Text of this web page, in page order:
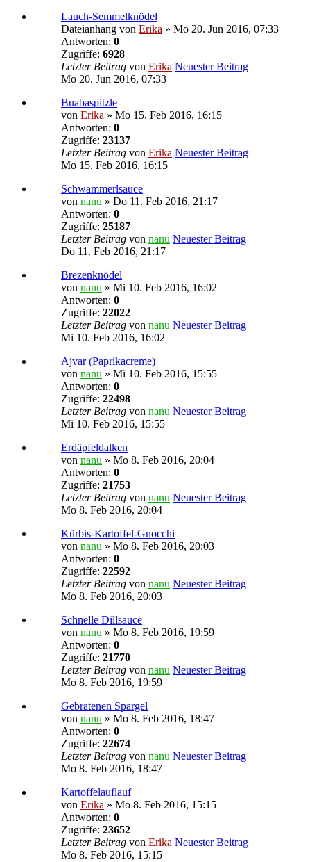
Lauch-Semmelknödel
Dateianhang von Erika » Mo 20. Jun 2016, 07:33
Antworten: 0
Zugriffe: 6928
Letzter Beitrag von Erika Neuester Beitrag
Mo 20. Jun 2016, 07:33
Buabaspitzle
von Erika » Mo 15. Feb 2016, 16:15
Antworten: 0
Zugriffe: 23137
Letzter Beitrag von Erika Neuester Beitrag
Mo 15. Feb 2016, 16:15
Schwammerlsauce
von nanu » Do 11. Feb 2016, 21:17
Antworten: 0
Zugriffe: 25187
Letzter Beitrag von nanu Neuester Beitrag
Do 11. Feb 2016, 21:17
Brezenknödel
von nanu » Mi 10. Feb 2016, 16:02
Antworten: 0
Zugriffe: 22022
Letzter Beitrag von nanu Neuester Beitrag
Mi 10. Feb 2016, 16:02
Ajvar (Paprikacreme)
von nanu » Mi 10. Feb 2016, 15:55
Antworten: 0
Zugriffe: 22498
Letzter Beitrag von nanu Neuester Beitrag
Mi 10. Feb 2016, 15:55
Erdäpfeldalken
von nanu » Mo 8. Feb 2016, 20:04
Antworten: 0
Zugriffe: 21753
Letzter Beitrag von nanu Neuester Beitrag
Mo 8. Feb 2016, 20:04
Kürbis-Kartoffel-Gnocchi
von nanu » Mo 8. Feb 2016, 20:03
Antworten: 0
Zugriffe: 22592
Letzter Beitrag von nanu Neuester Beitrag
Mo 8. Feb 2016, 20:03
Schnelle Dillsauce
von nanu » Mo 8. Feb 2016, 19:59
Antworten: 0
Zugriffe: 21770
Letzter Beitrag von nanu Neuester Beitrag
Mo 8. Feb 2016, 19:59
Gebratenen Spargel
von nanu » Mo 8. Feb 2016, 18:47
Antworten: 0
Zugriffe: 22674
Letzter Beitrag von nanu Neuester Beitrag
Mo 8. Feb 2016, 18:47
Kartoffelauflauf
von Erika » Mo 8. Feb 2016, 15:15
Antworten: 0
Zugriffe: 23652
Letzter Beitrag von Erika Neuester Beitrag
Mo 8. Feb 2016, 15:15